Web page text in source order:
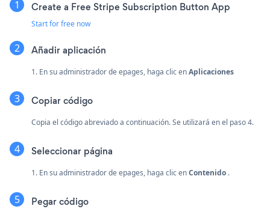
Create a Free Stripe Subscription Button App
Start for free now
Añadir aplicación
1. En su administrador de epages, haga clic enAplicaciones
Copiar código
Copia el código abreviado a continuación. Se utilizará en el paso 4.
Seleccionar página
1. En su administrador de epages, haga clic enContenido .
Pegar código